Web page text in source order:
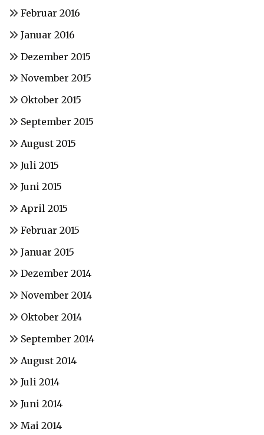
Februar 2016
Januar 2016
Dezember 2015
November 2015
Oktober 2015
September 2015
August 2015
Juli 2015
Juni 2015
April 2015
Februar 2015
Januar 2015
Dezember 2014
November 2014
Oktober 2014
September 2014
August 2014
Juli 2014
Juni 2014
Mai 2014